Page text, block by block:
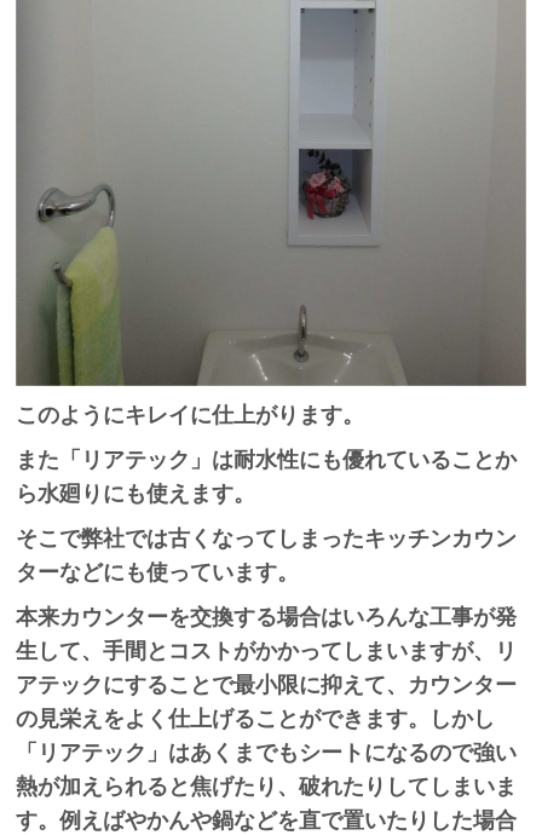
このようにキレイに仕上がります。
また「リアテック」は耐水性にも優れていることか
ら水廻りにも使えます。
そこで弊社では古くなってしまったキッチンカウン
ターなどにも使っています。
本来カウンターを交換する場合はいろんな工事が発
生して、手間とコストがかかってしまいますが、リ
アテックにすることで最小限に抑えて、カウンター
の見栄えをよく仕上げることができます。しかし
「リアテック」はあくまでもシートになるので強い
熱が加えられると焦げたり、破れたりしてしまいま
す。例えばやかんや鍋などを直で置いたりした場合